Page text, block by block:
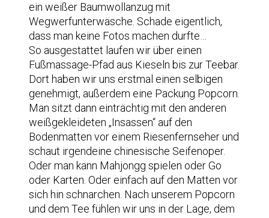
ein weißer Baumwollanzug mit
Wegwerfunterwäsche. Schade eigentlich,
dass man keine Fotos machen durfte…
So ausgestattet laufen wir über einen
Fußmassage-Pfad aus Kieseln bis zur Teebar.
Dort haben wir uns erstmal einen selbigen
genehmigt, außerdem eine Packung Popcorn.
Man sitzt dann einträchtig mit den anderen
weißgekleideten „Insassen“ auf den
Bodenmatten vor einem Riesenfernseher und
schaut irgendeine chinesische Seifenoper.
Oder man kann Mahjongg spielen oder Go
oder Karten. Oder einfach auf den Matten vor
sich hin schnarchen. Nach unserem Popcorn
und dem Tee fühlen wir uns in der Lage, dem